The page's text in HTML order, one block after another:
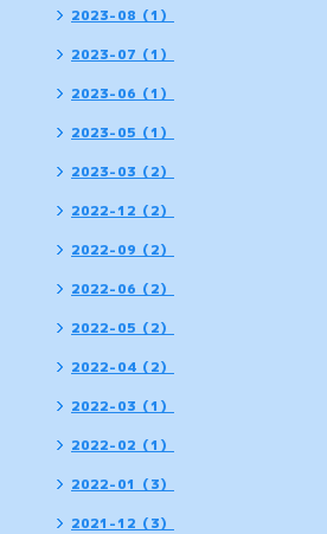
2023-08（1）
2023-07（1）
2023-06（1）
2023-05（1）
2023-03（2）
2022-12（2）
2022-09（2）
2022-06（2）
2022-05（2）
2022-04（2）
2022-03（1）
2022-02（1）
2022-01（3）
2021-12（3）